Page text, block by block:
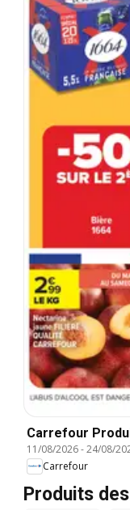
Carrefour
11/08/2026-24/08/
Carrefour
Produits